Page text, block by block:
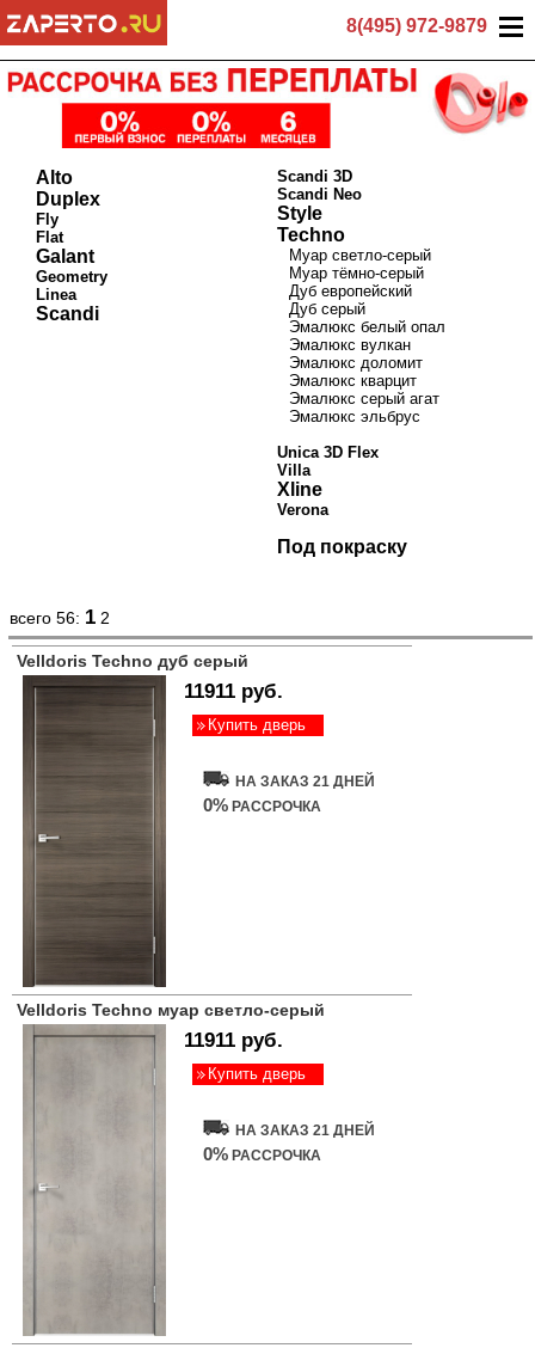
8(495) 972-9879
Alto
Duplex
Fly
Flat
Galant
Geometry
Linea
Scandi
Scandi 3D
Scandi Neo
Style
Techno
Муар светло-серый
Муар тёмно-серый
Дуб европейский
Дуб серый
Эмалюкс белый опал
Эмалюкс вулкан
Эмалюкс доломит
Эмалюкс кварцит
Эмалюкс серый агат
Эмалюкс эльбрус
Unica 3D Flex
Villa
Xline
Verona
Под покраску
всего 56: 1 2
Velldoris Techno дуб серый
11911 руб.
Купить дверь
НА ЗАКАЗ 21 ДНЕЙ
0% РАССРОЧКА
Velldoris Techno муар светло-серый
11911 руб.
Купить дверь
НА ЗАКАЗ 21 ДНЕЙ
0% РАССРОЧКА